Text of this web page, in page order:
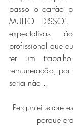
passo o cartão
MUITO
expectativas
profissional que
ter um
remuneração,
seria não...
Perguntei sobre
porque